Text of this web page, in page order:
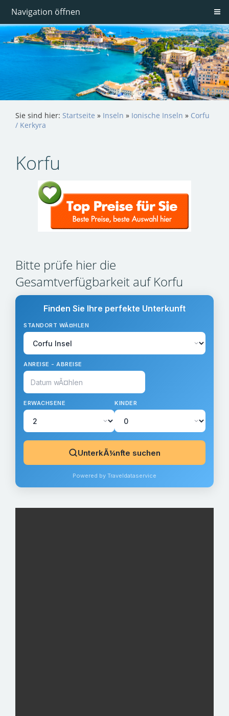
Navigation öffnen
Sie sind hier: Startseite » Inseln » Ionische Inseln » Corfu
/ Kerkyra
Korfu
Bitte prüfe hier die
Gesamtverfügbarkeit auf Korfu
Finden Sie Ihre perfekte Unterkunft
STANDORT WÃ¤HLEN
ANREISE - ABREISE
ERWACHSENE KINDER
UnterkÃ¼nfte suchen
Powered by Traveldataservice